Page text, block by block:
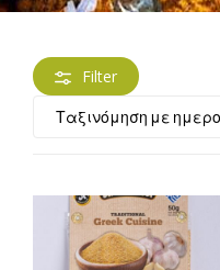
Filter